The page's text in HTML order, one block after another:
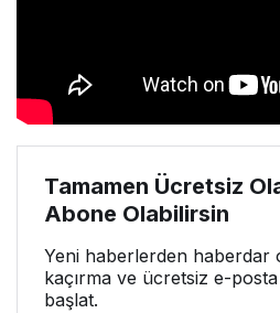
Tamamen Ücretsiz
Abone Olabilirsin
Yeni haberlerden haberdar
kaçırma ve ücretsiz e-
başlat.